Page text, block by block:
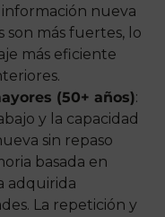
nueva
son más fuertes, lo
más eficiente
(50+ años):
y la capacidad
sin repaso
basada en
adquirida
La repetición y